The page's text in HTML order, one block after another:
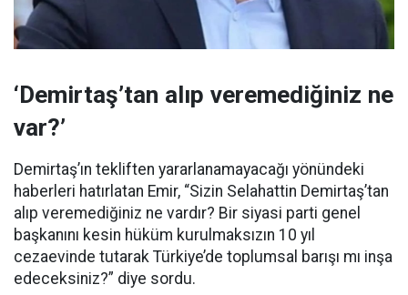
‘Demirtaş’tan alıp veremediğiniz ne
var?’
Demirtaş’ın tekliften yararlanamayacağı yönündeki
haberleri hatırlatan Emir, “Sizin Selahattin Demirtaş’tan
alıp veremediğiniz ne vardır? Bir siyasi parti genel
başkanını kesin hüküm kurulmaksızın 10 yıl
cezaevinde tutarak Türkiye’de toplumsal barışı mı inşa
edeceksiniz?” diye sordu.